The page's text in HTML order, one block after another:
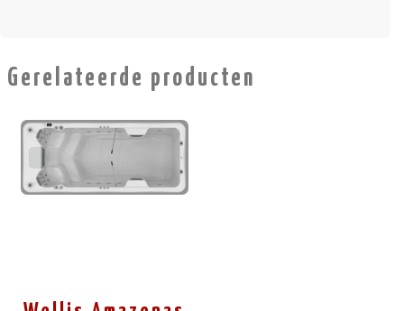
Gerelateerde producten